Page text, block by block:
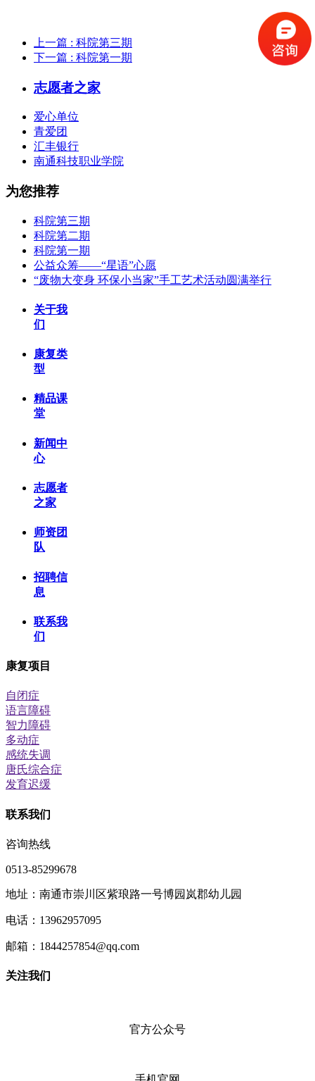
上一篇 : 科院第三期
下一篇 : 科院第一期
志愿者之家
爱心单位
青爱团
汇丰银行
南通科技职业学院
为您推荐
科院第三期
科院第二期
科院第一期
公益众筹——“星语”心愿
“废物大变身 环保小当家”手工艺术活动圆满举行
关于我
们
康复类
型
精品课
堂
新闻中
心
志愿者
之家
师资团
队
招聘信
息
联系我
们
康复项目
自闭症
语言障碍
智力障碍
多动症
感统失调
唐氏综合症
发育迟缓
联系我们
咨询热线
0513-85299678
地址：南通市崇川区紫琅路一号博园岚郡幼儿园
电话：13962957095
邮箱：1844257854@qq.com
关注我们
官方公众号